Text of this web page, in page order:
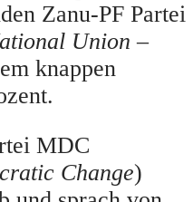
Zanu-PF Partei
Union –
knappen
MDC
Change)